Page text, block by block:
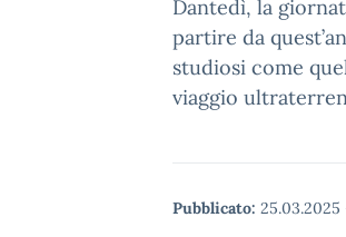
Dantedì, la
partire da
studiosi come
viaggio
Pubblicato: 25.03.2025